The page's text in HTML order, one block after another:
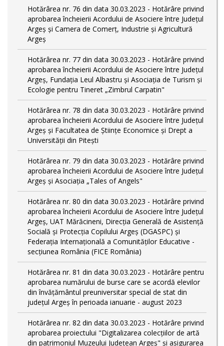
Hotărârea nr. 76 din data 30.03.2023 - Hotărâre privind
aprobarea încheierii Acordului de Asociere între Județul
Argeș și Camera de Comerț, Industrie și Agricultură
Argeș
Hotărârea nr. 77 din data 30.03.2023 - Hotărâre privind
aprobarea încheierii Acordului de Asociere între Județul
Argeș, Fundația Leul Albastru și Asociația de Turism și
Ecologie pentru Tineret „Zimbrul Carpatin"
Hotărârea nr. 78 din data 30.03.2023 - Hotărâre privind
aprobarea încheierii Acordului de Asociere între Județul
Argeș și Facultatea de Științe Economice și Drept a
Universității din Pitești
Hotărârea nr. 79 din data 30.03.2023 - Hotărâre privind
aprobarea încheierii Acordului de Asociere între Județul
Argeș și Asociația „Tales of Angels"
Hotărârea nr. 80 din data 30.03.2023 - Hotărâre privind
aprobarea încheierii Acordului de Asociere între Județul
Argeș, UAT Mărăcineni, Direcția Generală de Asistență
Socială și Protecția Copilului Argeș (DGASPC) și
Federația Internațională a Comunităților Educative -
secțiunea România (FICE România)
Hotărârea nr. 81 din data 30.03.2023 - Hotărâre pentru
aprobarea numărului de burse care se acordă elevilor
din învățământul preuniversitar special de stat din
județul Argeș în perioada ianuarie - august 2023
Hotărârea nr. 82 din data 30.03.2023 - Hotărâre privind
aprobarea proiectului "Digitalizarea colecțiilor de artă
din patrimoniul Muzeului Județean Argeș" și asigurarea